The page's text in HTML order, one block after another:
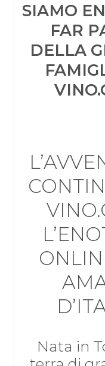
SIAMO
FAR
DELLA
Nata in